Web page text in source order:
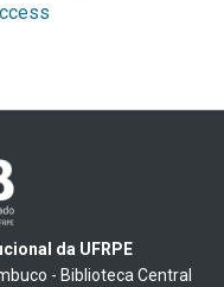
da UFRPE
- Biblioteca Central